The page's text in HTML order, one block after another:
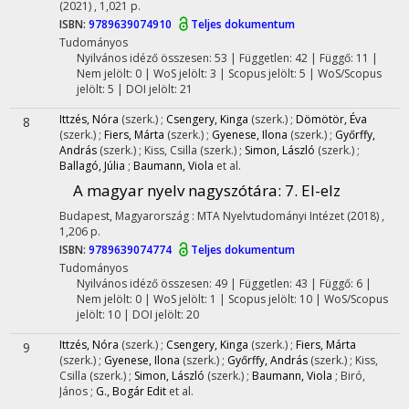
(2021) , 1,021 p.
ISBN: 9789639074910
Teljes dokumentum
Tudományos
Nyilvános idéző összesen: 53 | Független: 42 | Függő: 11 |
Nem jelölt: 0 | WoS jelölt: 3 | Scopus jelölt: 5 | WoS/Scopus
jelölt: 5 | DOI jelölt: 21
8 Ittzés, Nóra (szerk.) ; Csengery, Kinga (szerk.) ; Dömötör, Éva
(szerk.) ; Fiers, Márta (szerk.) ; Gyenese, Ilona (szerk.) ; Győrffy,
András (szerk.) ; Kiss, Csilla (szerk.) ; Simon, László (szerk.) ;
Ballagó, Júlia ; Baumann, Viola et al.
A magyar nyelv nagyszótára: 7. El-elz
Budapest, Magyarország : MTA Nyelvtudományi Intézet (2018) ,
1,206 p.
ISBN: 9789639074774
Teljes dokumentum
Tudományos
Nyilvános idéző összesen: 49| Független: 43 | Függő: 6 |
Nem jelölt: 0 | WoS jelölt: 1 | Scopus jelölt: 10 | WoS/Scopus
jelölt: 10 | DOI jelölt: 20
9 Ittzés, Nóra (szerk.) ; Csengery, Kinga (szerk.) ; Fiers, Márta
(szerk.) ; Gyenese, Ilona (szerk.) ; Győrffy, András (szerk.) ; Kiss,
Csilla (szerk.) ; Simon, László (szerk.) ; Baumann, Viola ; Biró,
János ; G., Bogár Edit et al.